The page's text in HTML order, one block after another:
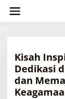
w
Kisah
Dedikasi
dan